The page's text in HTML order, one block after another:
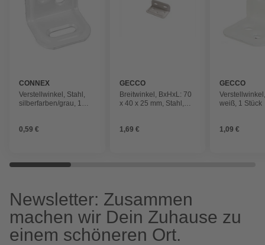
CONNEX
Verstellwinkel, Stahl,
silberfarben/grau, 1
0,59 €
GECCO
Breitwinkel, BxHxL: 70
x 40 x 25 mm, Stahl,
1,69 €
GECCO
weiß, 1 Stück
1,09 €
Newsletter: Zusammen
machen wir Dein Zuhause zu
einem schöneren Ort.